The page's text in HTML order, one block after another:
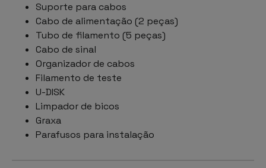
Suporte para cabos
Cabo de alimentação (2 peças)
Tubo de filamento (5 peças)
Cabo de sinal
Organizador de cabos
Filamento de teste
U-DISK
Limpador de bicos
Graxa
Parafusos para instalação